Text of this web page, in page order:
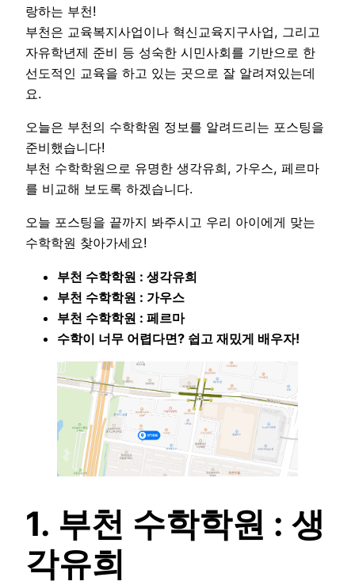
랑하는 부천!
부천은 교육복지사업이나 혁신교육지구사업, 그리고
자유학년제 준비 등 성숙한 시민사회를 기반으로 한
선도적인 교육을 하고 있는 곳으로 잘 알려져있는데
요.
오늘은 부천의 수학학원 정보를 알려드리는 포스팅을
준비했습니다!
부천 수학학원으로 유명한 생각유희, 가우스, 페르마
를 비교해 보도록 하겠습니다.
오늘 포스팅을 끝까지 봐주시고 우리 아이에게 맞는
수학학원 찾아가세요!
부천 수학학원 : 생각유희
부천 수학학원 : 가우스
부천 수학학원 : 페르마
수학이 너무 어렵다면? 쉽고 재밌게 배우자!
1. 부천 수학학원 : 생
각유희